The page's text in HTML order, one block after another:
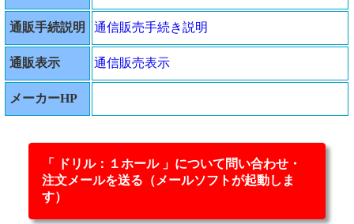
通販手続説明 通信販売手続き説明
通販表示 通信販売表示
メーカーHP
「 ドリル：１ホール 」について問い合わせ・
注文メールを送る（メールソフトが起動しま
す）